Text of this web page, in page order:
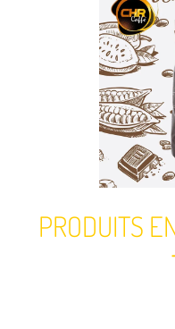
PRODUITS